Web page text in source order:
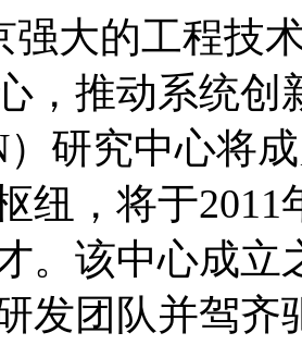
强大的工程技
，推动系统创
）研究中心将
纽，将于
。该中心成立
发团队并驾